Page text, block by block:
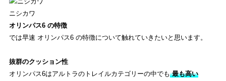
ニシカワ
オリンパス6 の特徴
では早速 オリンパス6 の特徴について触れていきたいと思います。
抜群のクッション性
オリンパス6はアルトラのトレイルカテゴリーの中でも最も高い